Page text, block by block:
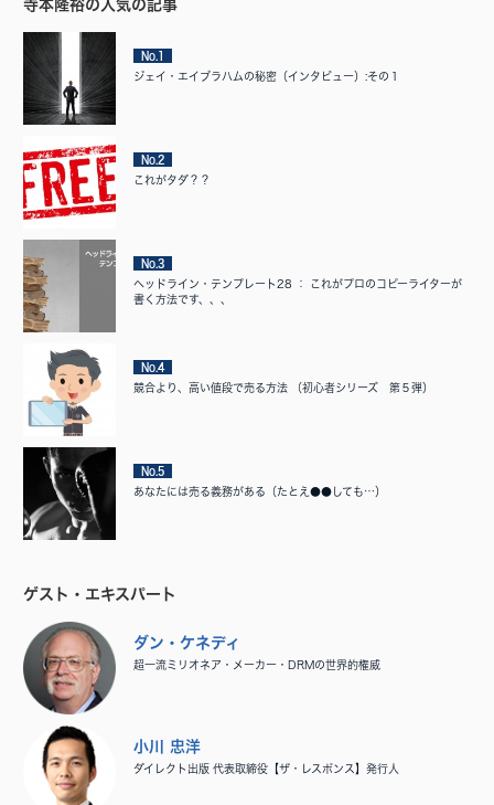
寺本隆裕の人気の記事
No.1
ジェイ・エイブラハムの秘密（インタビュー）:その１
No.2
これがタダ？？
No.3
ヘッドライン・テンプレート28 ： これがプロのコピーライターが
書く方法です、、、
No.4
競合より、高い値段で売る方法 （初心者シリーズ 第５弾）
No.5
あなたには売る義務がある（たとえ●●しても…）
ゲスト・エキスパート
ダン・ケネディ
超一流ミリオネア・メーカー・DRMの世界的権威
小川 忠洋
ダイレクト出版 代表取締役【ザ・レスポンス】発行人